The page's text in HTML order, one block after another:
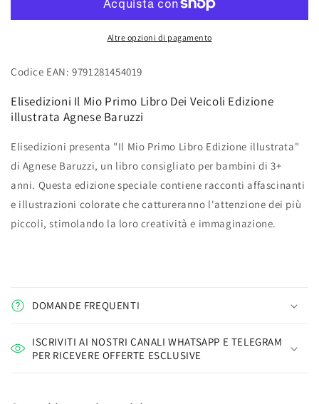
Libro
Edizione
Agnese
Baruzzi
Primo
Libro
Dei
Edizione
Agnese
Baruzzi
Altre opzioni di pagamento
Codice EAN: 9791281454019
Elisedizioni Il Mio Primo Libro Dei Veicoli Edizione
illustrata Agnese Baruzzi
Elisedizioni presenta "Il Mio Primo Libro Edizione illustrata"
di Agnese Baruzzi, un libro consigliato per bambini di 3+
anni. Questa edizione speciale contiene racconti affascinanti
e illustrazioni colorate che cattureranno l'attenzione dei più
piccoli, stimolando la loro creatività e immaginazione.
DOMANDE FREQUENTI
ISCRIVITI AI NOSTRI CANALI WHATSAPP E TELEGRAM
PER RICEVERE OFFERTE ESCLUSIVE